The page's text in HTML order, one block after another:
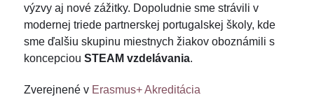
výzvy aj nové zážitky. Dopoludnie sme strávili v
modernej triede partnerskej portugalskej školy, kde
sme ďalšiu skupinu miestnych žiakov oboznámili s
koncepciou STEAM vzdelávania.
Zverejnené v Erasmus+ Akreditácia